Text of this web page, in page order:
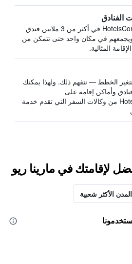
يبحث HotelsCombined في أكثر من 3 ملايين فندق
في مكان واحد حتى تتمكن من
المثالية.
الخطط — نتفهم ذلك. ولهذا يمكنك
وأماكن إقامة على
HotelsCombined من وكالات السفر التي تقدم خدمة
لإقامتك في مارينا ريو
المدن الأكثر شعبية